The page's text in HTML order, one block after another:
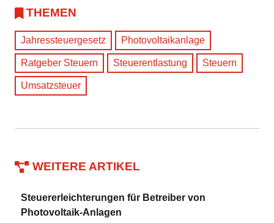
THEMEN
Jahressteuergesetz Photovoltaikanlage
Ratgeber Steuern Steuerentlastung Steuern
Umsatzsteuer
WEITERE ARTIKEL
Steuererleichterungen für Betreiber von
Photovoltaik-Anlagen